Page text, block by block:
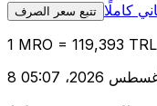
تتبع سعر الصرف كاملًا
1 MRO = 119,393 TRL